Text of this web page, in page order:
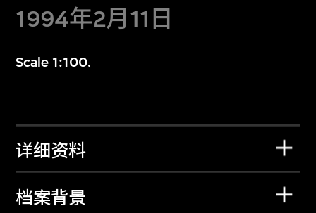
1994年2月11日
Scale 1:100.
详细资料
档案背景